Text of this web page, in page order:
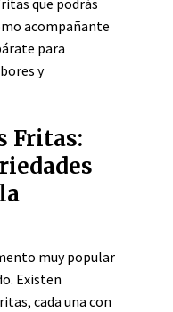
que podrás
acompañante
para
y
Fritas:
muy popular
Existen
cada una con